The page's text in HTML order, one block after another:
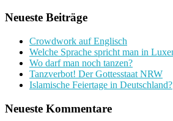
Neueste Beiträge
Crowdwork auf Englisch
Welche Sprache spricht man in
Wo darf man noch tanzen?
Tanzverbot! Der Gottesstaat NRW
Islamische Feiertage in Deutschland?
Neueste Kommentare